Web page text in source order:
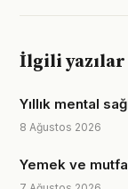
İlgili yazılar
Yıllık mental
8 Ağustos 2026
Yemek ve